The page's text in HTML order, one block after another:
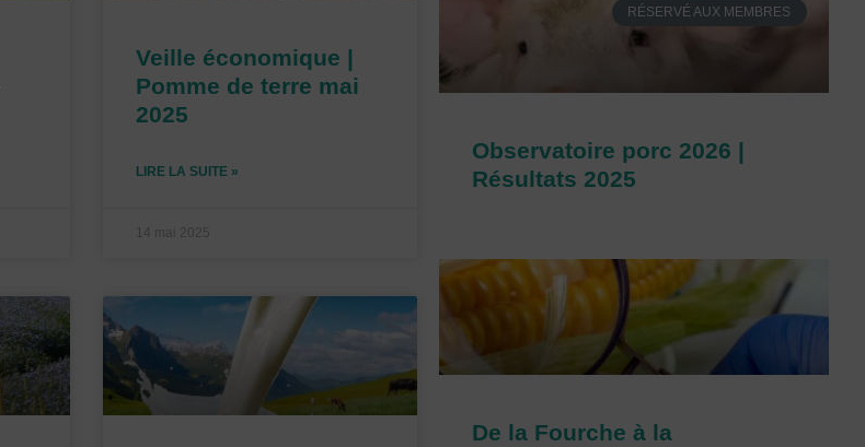
Veille économique |
Pomme de terre mai
2025
LIRE LA SUITE »
14 mai 2025
RÉSERVÉ AUX MEMBRES
Observatoire porc 2026 |
Résultats 2025
De la Fourche à la